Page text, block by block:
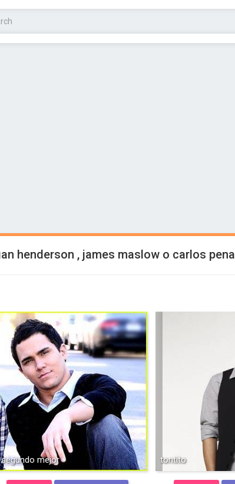
henderson , james maslow o carlos pena
mejor tontito